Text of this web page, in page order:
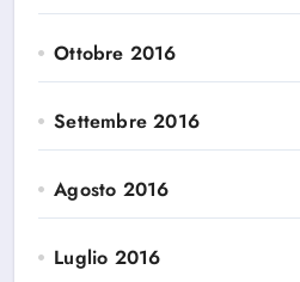
Ottobre 2016
Settembre 2016
Agosto 2016
Luglio 2016